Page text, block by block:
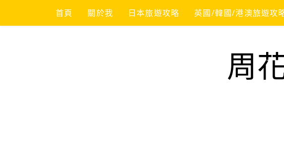
content
首頁 關於我 日本旅遊攻略 英國/韓國/港澳旅遊攻
周